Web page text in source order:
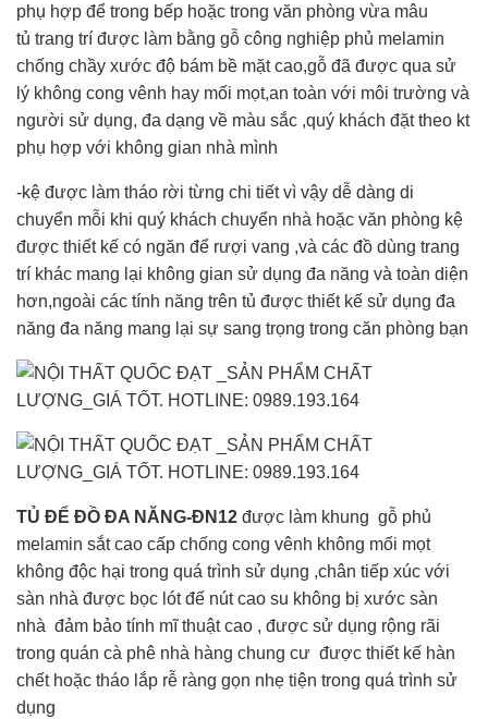
phụ hợp để trong bếp hoặc trong văn phòng vừa mâu
tủ trang trí được làm bằng gỗ công nghiệp phủ melamin
chống chầy xước độ bám bề mặt cao,gỗ đã được qua sử
lý không cong vênh hay mối mọt,an toàn với môi trường và
người sử dụng, đa dạng về màu sắc ,quý khách đặt theo kt
phụ hợp với không gian nhà mình
-kệ được làm tháo rời từng chi tiết vì vậy dễ dàng di
chuyển mỗi khi quý khách chuyển nhà hoặc văn phòng kệ
được thiết kế có ngăn để rượi vang ,và các đồ dùng trang
trí khác mang lại không gian sử dụng đa năng và toàn diện
hơn,ngoài các tính năng trên tủ được thiết kế sử dụng đa
năng đa năng mang lại sự sang trọng trong căn phòng bạn
TỦ ĐỂ ĐỒ ĐA NĂNG-ĐN12 được làm khung gỗ phủ
melamin sắt cao cấp chống cong vênh không mối mọt
không độc hại trong quá trình sử dụng ,chân tiếp xúc với
sàn nhà được bọc lót đế nút cao su không bị xước sàn
nhà đảm bảo tính mĩ thuật cao , được sử dụng rộng rãi
trong quán cà phê nhà hàng chung cư được thiết kế hàn
chết hoặc tháo lắp rễ ràng gọn nhẹ tiện trong quá trình sử
dụng